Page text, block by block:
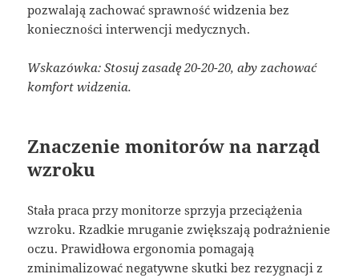
pozwalają zachować sprawność widzenia bez
konieczności interwencji medycznych.
Wskazówka: Stosuj zasadę 20-20-20, aby zachować
komfort widzenia.
Znaczenie monitorów na narząd
wzroku
Stała praca przy monitorze sprzyja przeciążenia
wzroku. Rzadkie mruganie zwiększają podrażnienie
oczu. Prawidłowa ergonomia pomagają
zminimalizować negatywne skutki bez rezygnacji z